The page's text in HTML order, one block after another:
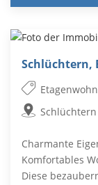
Schlüchtern,
Schlüchtern
Charmante
Komfortables
Diese